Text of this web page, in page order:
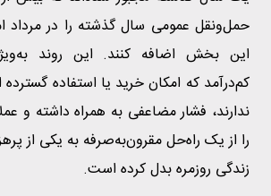
حمل‌ونقل عمومی سال گذشته را در مرداد
این بخش اضافه کنند. این روند
کم‌درآمد که امکان خرید یا استفاده
ندارند، فشار مضاعفی به همراه داشته و
را از یک راه‌حل مقرون‌به‌صرفه به یکی از
زندگی روزمره بدل کرده است.